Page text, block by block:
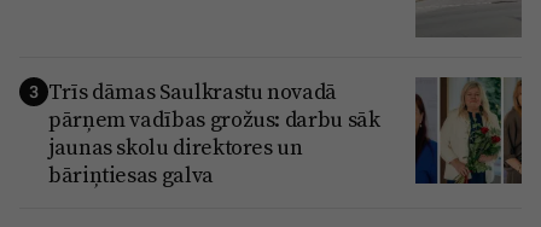
3 Trīs dāmas Saulkrastu novadā
pārņem vadības grožus: darbu sāk
jaunas skolu direktores un
bāriņtiesas galva